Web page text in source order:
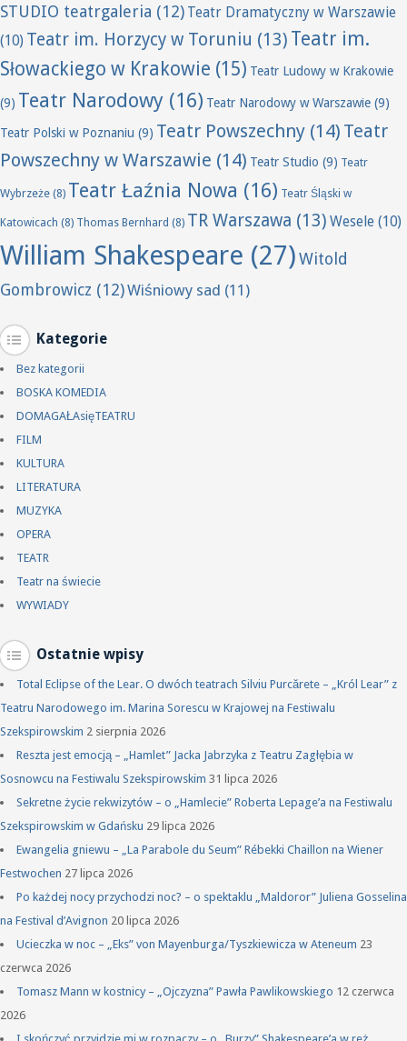
STUDIO teatrgaleria (12) Teatr Dramatyczny w Warszawie
(10) Teatr im. Horzycy w Toruniu (13) Teatr im.
Słowackiego w Krakowie (15) Teatr Ludowy w Krakowie
(9) Teatr Narodowy (16) Teatr Narodowy w Warszawie (9)
Teatr Polski w Poznaniu (9) Teatr Powszechny (14) Teatr
Powszechny w Warszawie (14) Teatr Studio (9) Teatr
Wybrzeże (8) Teatr Łaźnia Nowa (16) Teatr Śląski w
Katowicach (8) Thomas Bernhard (8) TR Warszawa (13) Wesele (10)
William Shakespeare (27)Witold
Gombrowicz (12)Wiśniowy sad (11)
Kategorie
Bez kategorii
BOSKA KOMEDIA
DOMAGAŁAsięTEATRU
FILM
KULTURA
LITERATURA
MUZYKA
OPERA
TEATR
Teatr na świecie
WYWIADY
Ostatnie wpisy
Total Eclipse of the Lear. O dwóch teatrach Silviu Purcărete – „Król Lear” z
Teatru Narodowego im. Marina Sorescu w Krajowej na Festiwalu
Szekspirowskim 2 sierpnia 2026
Reszta jest emocją – „Hamlet” Jacka Jabrzyka z Teatru Zagłębia w
Sosnowcu na Festiwalu Szekspirowskim 31 lipca 2026
Sekretne życie rekwizytów – o „Hamlecie” Roberta Lepage’a na Festiwalu
Szekspirowskim w Gdańsku 29 lipca 2026
Ewangelia gniewu – „La Parabole du Seum” Rébekki Chaillon na Wiener
Festwochen 27 lipca 2026
Po każdej nocy przychodzi noc? – o spektaklu „Maldoror” Juliena Gosselina
na Festival d’Avignon 20 lipca 2026
Ucieczka w noc – „Eks” von Mayenburga/Tyszkiewicza w Ateneum 23
czerwca 2026
Tomasz Mann w kostnicy – „Ojczyzna” Pawła Pawlikowskiego 12 czerwca
2026